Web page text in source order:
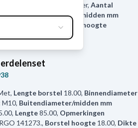
Zonder, Aantal
4,Buitendiameter/midden mm
Borstel hoogte
, Lengte borstel 18.00, Binnendiameter
M10, Buitendiameter/midden mm
, Lengte85.00, Opmerkingen
141273., Borstel hoogte 18.00, Dikte